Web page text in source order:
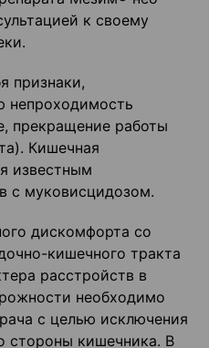
к своему
признаки,
прекращение работы
Кишечная
известным
с муковисцидозом.
дискомфорта со
кишечного тракта
расстройств в
необходимо
с целью исключения
стороны кишечника. В